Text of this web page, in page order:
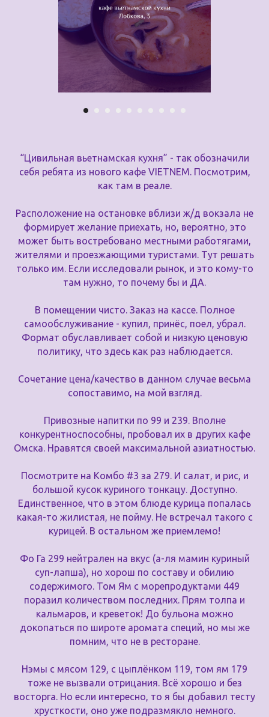
“Цивильная вьетнамская кухня” - так обозначили
себя ребята из нового кафе VIETNEM. Посмотрим,
как там в реале.
Расположение на остановке вблизи ж/д вокзала не
формирует желание приехать, но, вероятно, это
может быть востребовано местными работягами,
жителями и проезжающими туристами. Тут решать
только им. Если исследовали рынок, и это кому-то
там нужно, то почему бы и ДА.
В помещении чисто. Заказ на кассе. Полное
самообслуживание - купил, принёс, поел, убрал.
Формат обуславливает собой и низкую ценовую
политику, что здесь как раз наблюдается.
Сочетание цена/качество в данном случае весьма
сопоставимо, на мой взгляд.
Привозные напитки по 99 и 239. Вполне
конкурентноспособны, пробовал их в других кафе
Омска. Нравятся своей максимальной азиатностью.
Посмотрите на Комбо #3 за 279. И салат, и рис, и
большой кусок куриного тонкацу. Доступно.
Единственное, что в этом блюде курица попалась
какая-то жилистая, не пойму. Не встречал такого с
курицей. В остальном же приемлемо!
Фо Га 299 нейтрален на вкус (а-ля мамин куриный
суп-лапша), но хорош по составу и обилию
содержимого. Том Ям с морепродуктами 449
поразил количеством последних. Прям толпа и
кальмаров, и креветок! До бульона можно
докопаться по широте аромата специй, но мы же
помним, что не в ресторане.
Нэмы с мясом 129, с цыплёнком 119, том ям 179
тоже не вызвали отрицания. Всё хорошо и без
восторга. Но если интересно, то я бы добавил тесту
хрусткости, оно уже подразмякло немного.